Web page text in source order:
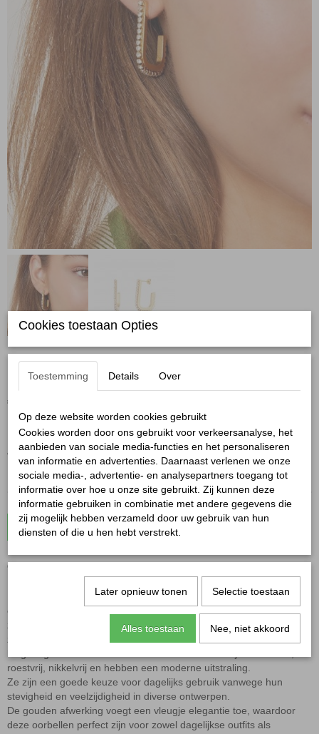
Oorbellen zirkonstenen goud
€ 17,99
Op voorraad
Aantal
In winkelwagen
Oorbellen zirkonstenen goud
Deze betoverende oorbellen zirkonstenen goud zijn ontworpen in
een langwerpige ovale vorm en versierd met fonkelende
zirkoonstenen. Vervaardigd uit hoogwaardig roestvrij staal, bieden
roestvrij, nikkelvrij en hebben een moderne uitstraling.
Ze zijn een goede keuze voor dagelijks gebruik vanwege hun
stevigheid en veelzijdigheid in diverse ontwerpen.
De gouden afwerking voegt een vleugje elegantie toe, waardoor
deze oorbellen perfect zijn voor zowel dagelijkse outfits als
Cookies toestaan Opties
Toestemming Details Over
Op deze website worden cookies gebruikt
Cookies worden door ons gebruikt voor verkeersanalyse, het
aanbieden van sociale media-functies en het personaliseren
van informatie en advertenties. Daarnaast verlenen we onze
sociale media-, advertentie- en analysepartners toegang tot
informatie over hoe u onze site gebruikt. Zij kunnen deze
informatie gebruiken in combinatie met andere gegevens die
zij mogelijk hebben verzameld door uw gebruik van hun
diensten of die u hen hebt verstrekt.
Later opnieuw tonen Selectie toestaan
Alles toestaan Nee, niet akkoord